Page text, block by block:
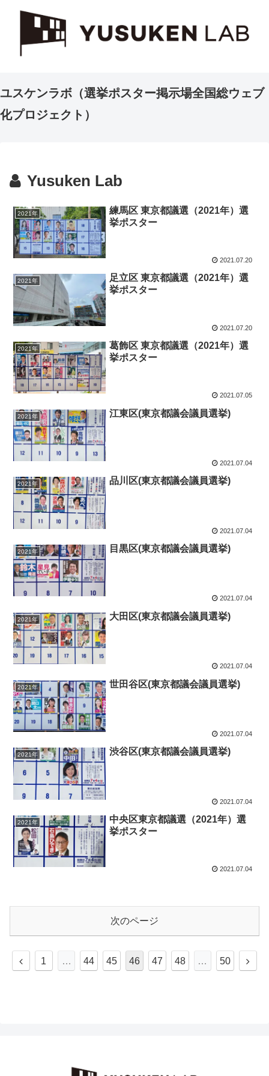
ユスケンラボ（選挙ポスター掲示場全国総ウェブ
化プロジェクト）
Yusuken Lab
2021年
練馬区 東京都議選（2021年）選
挙ポスター
2021.07.20
2021年
足立区 東京都議選（2021年）選
挙ポスター
2021.07.20
2021年
葛飾区 東京都議選（2021年）選
挙ポスター
2021.07.05
2021年 江東区(東京都議会議員選挙)
2021.07.04
2021年 品川区(東京都議会議員選挙)
2021.07.04
2021年 目黒区(東京都議会議員選挙)
2021.07.04
2021年 大田区(東京都議会議員選挙)
2021.07.04
2021年 世田谷区(東京都議会議員選挙)
2021.07.04
2021年 渋谷区(東京都議会議員選挙)
2021.07.04
2021年
中央区東京都議選（2021年）選
挙ポスター
2021.07.04
次のページ
前
1 … 44 45 46 47 48 … 50
次